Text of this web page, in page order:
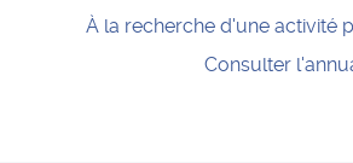
À la recherche d'une activité
Consulter